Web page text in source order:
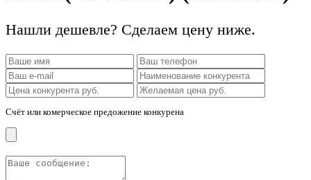
Нашли дешевле? Сделаем цену ниже.
Счёт или комерческое предожение конкурена